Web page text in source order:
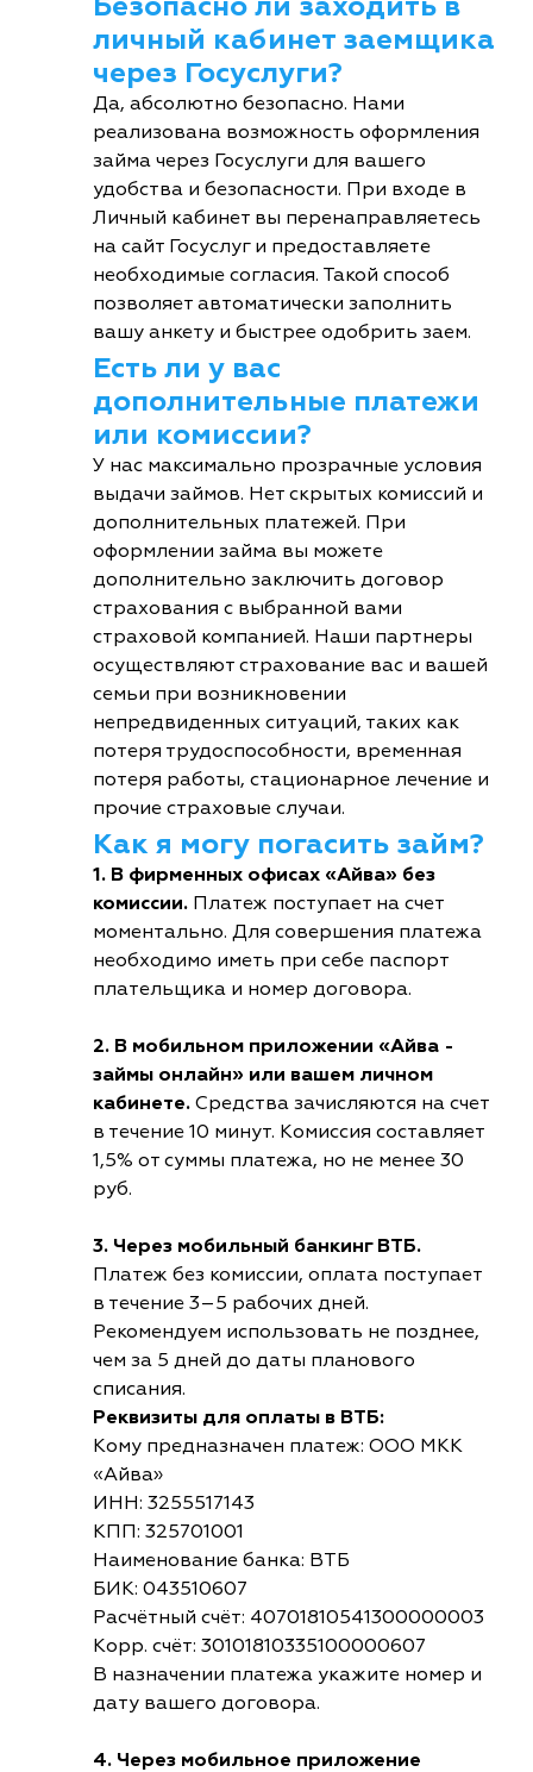
личный кабинет заемщика
через Госуслуги?
Да, абсолютно безопасно. Нами
реализована возможность оформления
займа через Госуслуги для вашего
удобства и безопасности. При входе в
Личный кабинет вы перенаправляетесь
на сайт Госуслуг и предоставляете
необходимые согласия. Такой способ
позволяет автоматически заполнить
вашу анкету и быстрее одобрить заем.
Есть ли у вас
дополнительные платежи
или комиссии?
У нас максимально прозрачные условия
выдачи займов. Нет скрытых комиссий и
дополнительных платежей. При
оформлении займа вы можете
дополнительно заключить договор
страхования с выбранной вами
страховой компанией. Наши партнеры
осуществляют страхование вас и вашей
семьи при возникновении
непредвиденных ситуаций, таких как
потеря трудоспособности, временная
потеря работы, стационарное лечение и
прочие страховые случаи.
Как я могу погасить займ?
1. В фирменных офисах «Айва» без
комиссии. Платеж поступает на счет
моментально. Для совершения платежа
необходимо иметь при себе паспорт
плательщика и номер договора.
2. В мобильном приложении «Айва -
займы онлайн» или вашем личном
кабинете. Средства зачисляются на счет
в течение 10 минут. Комиссия составляет
1,5% от суммы платежа, но не менее 30
руб.
3. Через мобильный банкинг ВТБ.
Платеж без комиссии, оплата поступает
в течение 3–5 рабочих дней.
Рекомендуем использовать не позднее,
чем за 5 дней до даты планового
списания.
Реквизиты для оплаты в ВТБ:
Кому предназначен платеж: ООО МКК
«Айва»
ИНН: 3255517143
КПП: 325701001
Наименование банка: ВТБ
БИК: 043510607
Расчётный счёт: 40701810541300000003
Корр. счёт: 30101810335100000607
В назначении платежа укажите номер и
дату вашего договора.
4. Через мобильное приложение